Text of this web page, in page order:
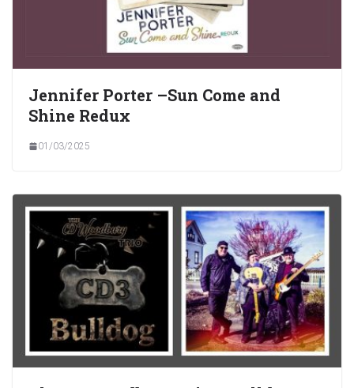
Jennifer Porter –Sun Come and
Shine Redux
01/03/2025